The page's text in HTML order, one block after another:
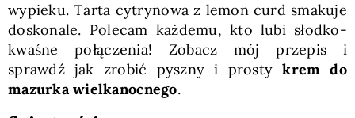
wypieku. Tarta cytrynowa z lemon curd smakuje
doskonale. Polecam każdemu, kto lubi słodko-
kwaśne połączenia! Zobacz mój przepis i
sprawdź jak zrobić pyszny i prostykrem do
mazurka wielkanocnego.